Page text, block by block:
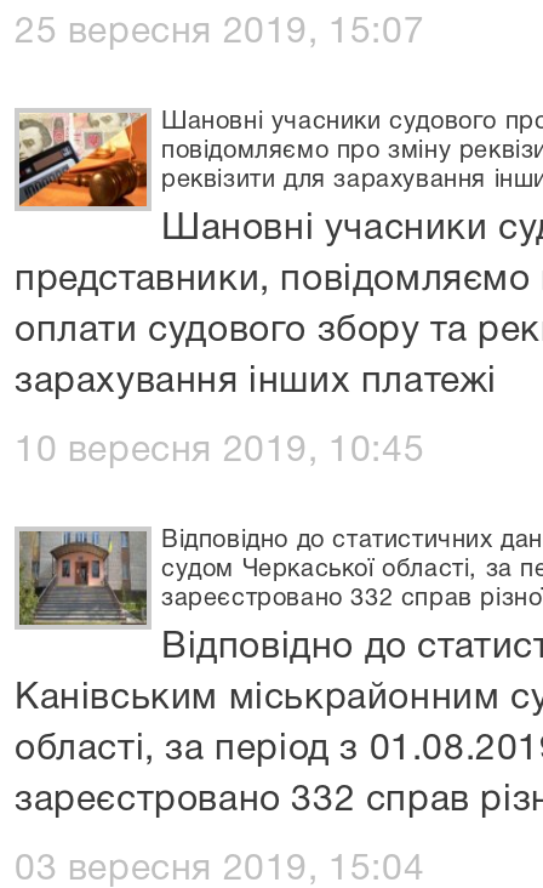
25 вересня 2019, 15:07
Шановні учасники судового
повідомляємо про зміну
реквізити для зарахування
Шановні учасники
представники, повідомляємо
оплати судового збору та
зарахування інших платежі
10 вересня 2019, 10:45
Відповідно до статистичних
судом Черкаської області, за
зареєстровано 332 справ різної
Відповідно до
Канівським міськрайонним
області, за період з
зареєстровано 332 справ
03 вересня 2019, 15:04